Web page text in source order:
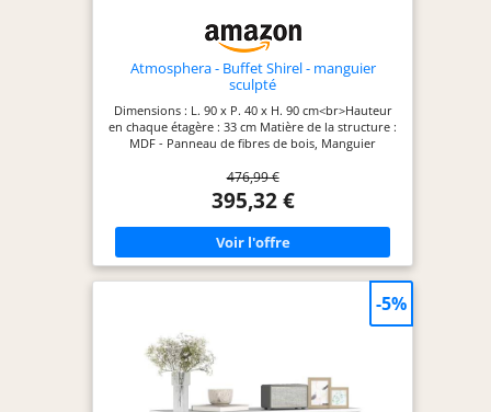
Atmosphera - Buffet Shirel - manguier
sculpté
Dimensions : L. 90 x P. 40 x H. 90 cm<br>Hauteur
en chaque étagère : 33 cm Matière de la structure :
MDF - Panneau de fibres de bois, Manguier
Le conseil de Pauline, notre chef de produits Texte
designer : Le buffet bas accentue le sentiment de
grand espace, il est à privilégier pour les petites
hauteurs de plafond.
476,99 €
395,32 €
-5%